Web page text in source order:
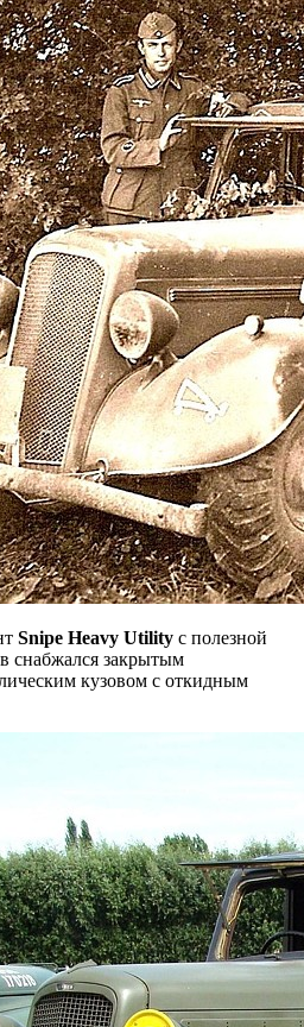
Snipe Heavy Utility с полезной
снабжался закрытым
кузовом с откидным